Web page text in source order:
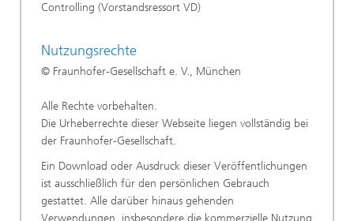
Controlling (Vorstandsressort VD)
Nutzungsrechte
© Fraunhofer-Gesellschaft e. V., München
Alle Rechte vorbehalten.
Die Urheberrechte dieser Webseite liegen vollständig bei
der Fraunhofer-Gesellschaft.
Ein Download oder Ausdruck dieser Veröffentlichungen
ist ausschließlich für den persönlichen Gebrauch
gestattet. Alle darüber hinaus gehenden
Verwendungen, insbesondere die kommerzielle Nutzung